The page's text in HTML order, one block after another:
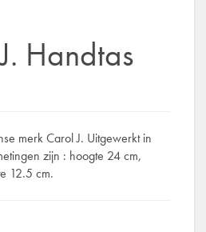
Handtas
merk Carol J. Uitgewerkt in
zijn : hoogte 24 cm,
12.5 cm.